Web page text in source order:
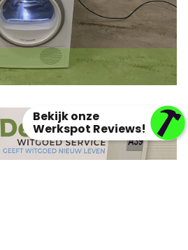
Bekijk onze
Werkspot Reviews!